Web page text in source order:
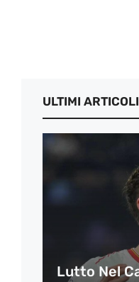
ULTIMI ARTICOLI
Lutto Nel